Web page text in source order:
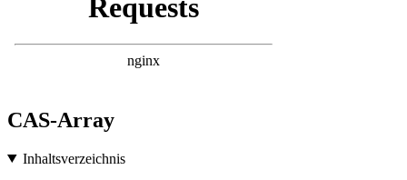
CAS-Array
Inhaltsverzeichnis